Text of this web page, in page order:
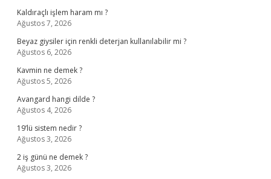
Kaldıraçlı işlem haram mı ?
Ağustos 7, 2026
Beyaz giysiler için renkli deterjan kullanılabilir mi ?
Ağustos 6, 2026
Kavmin ne demek ?
Ağustos 5, 2026
Avangard hangi dilde ?
Ağustos 4, 2026
19’lü sistem nedir ?
Ağustos 3, 2026
2 iş günü ne demek ?
Ağustos 3, 2026